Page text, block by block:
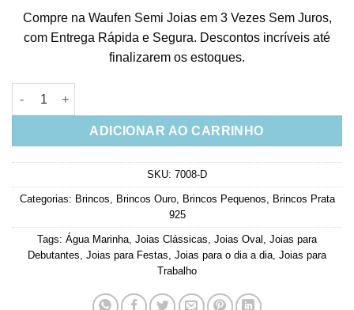
Compre na Waufen Semi Joias em 3 Vezes Sem Juros,
com Entrega Rápida e Segura. Descontos incríveis até
finalizarem os estoques.
Brinco Prata 925 Oval Agua Marinha Pequeno Ouro Joias
ADICIONAR AO CARRINHO
SKU: 7008-D
Categorias: Brincos, Brincos Ouro, Brincos Pequenos, Brincos Prata
925
Tags: Água Marinha, Joias Clássicas, Joias Oval , Joias para
Debutantes, Joias para Festas, Joias para o dia a dia, Joias para
Trabalho